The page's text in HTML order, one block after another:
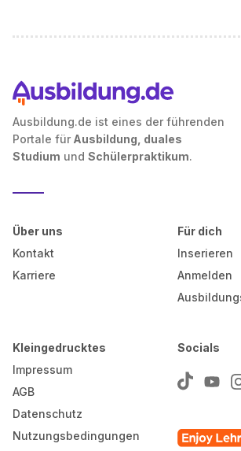
Ausbildung.de ist eines der führenden
Portale für Ausbildung, duales
Studium und Schülerpraktikum.
Über uns
Kontakt
Karriere
Für dich
Inserieren
Anmelden
Kleingedrucktes
Impressum
AGB
Datenschutz
Nutzungsbedingungen
Socials